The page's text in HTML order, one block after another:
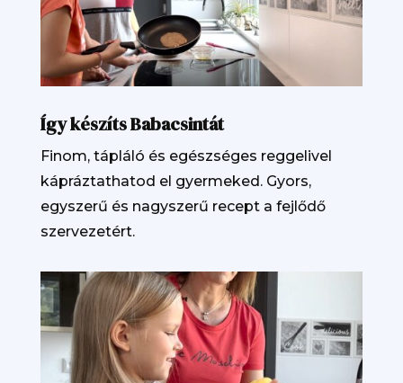
Így készíts Babacsintát
Finom, tápláló és egészséges reggelivel
kápráztathatod el gyermeked. Gyors,
egyszerű és nagyszerű recept a fejlődő
szervezetért.